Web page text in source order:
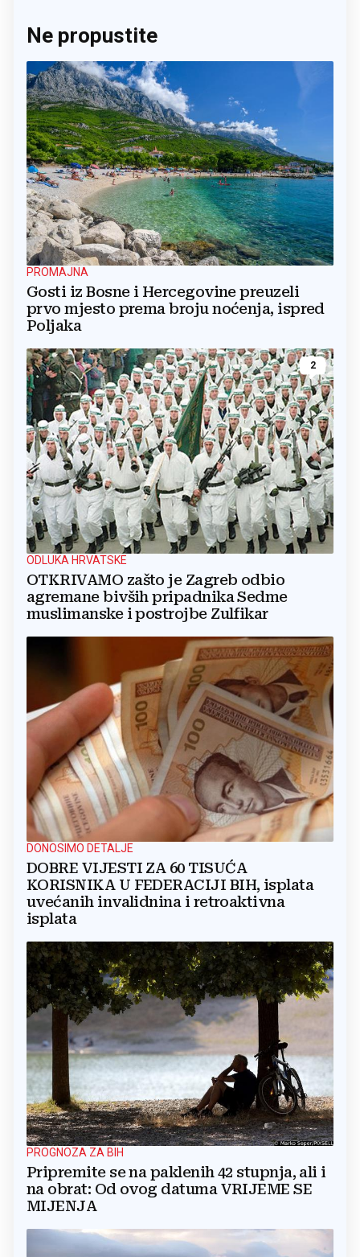
Ne propustite
PROMAJNA
Gosti iz Bosne i Hercegovine preuzeli
prvo mjesto prema broju noćenja, ispred
Poljaka
2
ODLUKA HRVATSKE
OTKRIVAMO zašto je Zagreb odbio
agremane bivših pripadnika Sedme
muslimanske i postrojbe Zulfikar
DONOSIMO DETALJE
DOBRE VIJESTI ZA 60 TISUĆA
KORISNIKA U FEDERACIJI BIH, isplata
uvećanih invalidnina i retroaktivna
isplata
PROGNOZA ZA BIH
Pripremite se na paklenih 42 stupnja, ali i
na obrat: Od ovog datuma VRIJEME SE
MIJENJA